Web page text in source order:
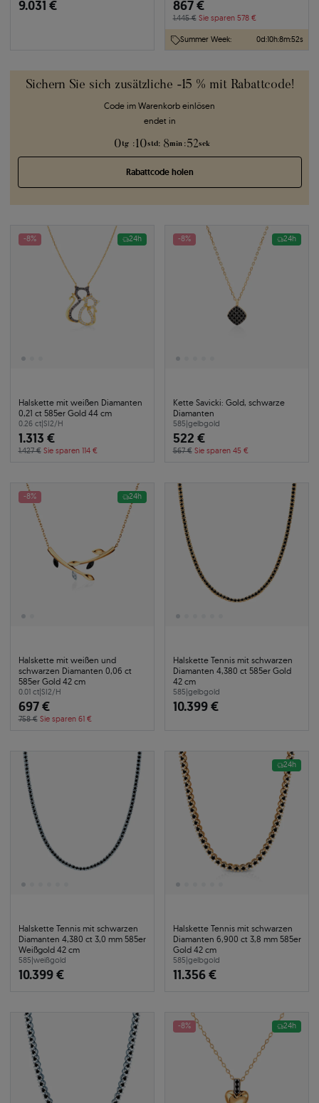
Sichern Sie sich zusätzliche -15 % mit Rabattcode!
Code im Warenkorb einlösen
endet in
0 tg :10std : 8min :51sek
Rabattcode holen
9.031 € 867 €
1.445 € Sie sparen 578 €
Summer Week: 0d:10h:8m:51s
-8% 24h
Halskette mit weißen Diamanten
0,21 ct 585er Gold 44 cm
0.26 ct|SI2/H
1.313 €
1.427 € Sie sparen 114 €
-8% 24h
Kette Savicki: Gold, schwarze
Diamanten
585|gelbgold
522 €
567 € Sie sparen 45 €
-8% 24h
Halskette mit weißen und
schwarzen Diamanten 0,06 ct
585er Gold 42 cm
0.01 ct|SI2/H
697 €
758 € Sie sparen 61 €
Halskette Tennis mit schwarzen
Diamanten 4,380 ct 585er Gold
42 cm
585|gelbgold
10.399 €
Halskette Tennis mit schwarzen
Diamanten 4,380 ct 3,0 mm 585er
Weißgold 42 cm
585|weißgold
10.399 €
24h
Halskette Tennis mit schwarzen
Diamanten 6,900 ct 3,8 mm 585er
Gold 42 cm
585|gelbgold
11.356 €
-8% 24h